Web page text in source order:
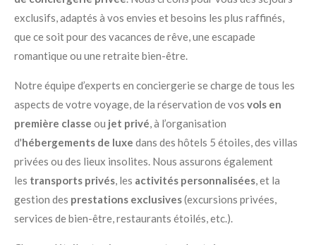
exclusifs, adaptés à vos envies et besoins les plus raffinés,
que ce soit pour des vacances de rêve, une escapade
romantique ou une retraite bien-être.
Notre équipe d’experts en conciergerie se charge de tous les
aspects de votre voyage, de la réservation de vos vols en
première classe ou jet privé, à l’organisation
d'hébergements de luxe dans des hôtels 5 étoiles, des villas
privées ou des lieux insolites. Nous assurons également
les transports privés, les activités personnalisées, et la
gestion des prestations exclusives(excursions privées,
services de bien-être, restaurants étoilés, etc.).